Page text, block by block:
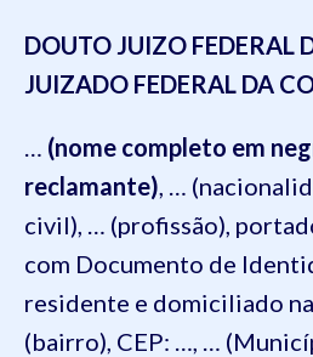
DOUTO JUIZO FEDERAL
JUIZADO FEDERAL DA
… (nome completo em
reclamante), …
civil), … (profissão),
com Documento de
residente e domiciliado
(bairro), CEP: …, …